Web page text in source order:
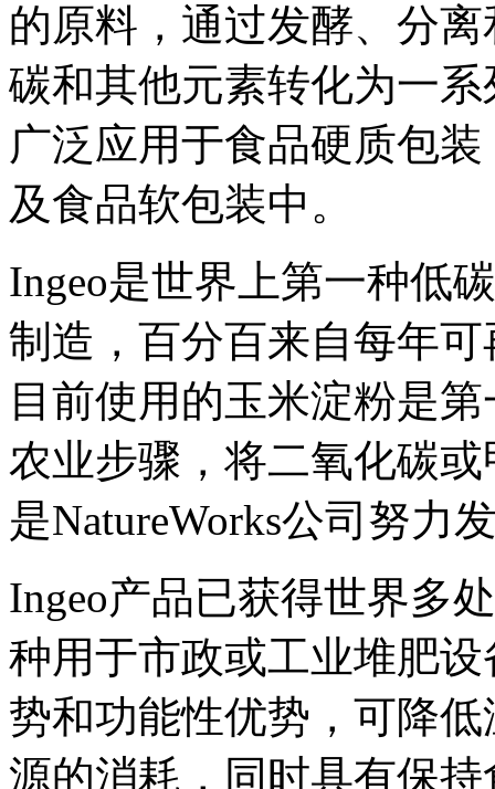
的原料，通过发酵、分
碳和其他元素转化为一
广泛应用于食品硬质包
及食品软包装中。
Ingeo是世界上第一种低
制造，百分百来自每年
目前使用的玉米淀粉是
农业步骤，将二氧化碳
是NatureWorks公司努力
Ingeo产品已获得世界多
种用于市政或工业堆肥
势和功能性优势，可降
源的消耗，同时具有保